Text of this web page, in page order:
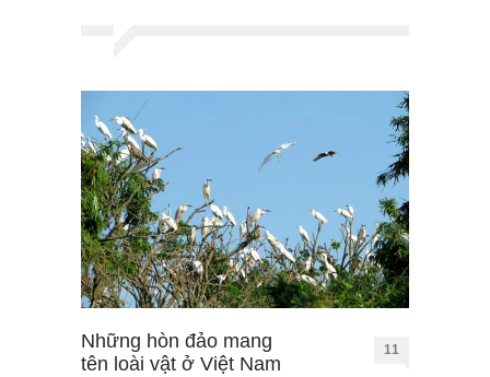
Những hòn đảo mang
tên loài vật ở Việt Nam
11